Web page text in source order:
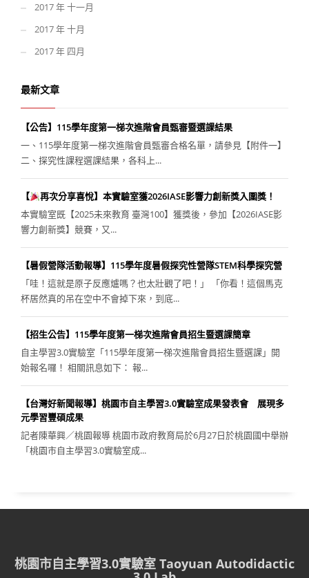
2017 年 十一月
2017 年 十月
2017 年 四月
最新文章
【公告】115學年度第一梯次進階會員甄審暨選課結果
一、115學年度第一梯次進階會員甄審合格名單，請參見【附件一】
二、探究性課程選課結果，各科上...
【
再次分享喜悅】本實驗室獲2026IASE影響力創新獎入圍獎！
本實驗室既【2025未來教育 臺灣100】獲獎後，參加【2026IASE影
響力創新獎】競賽，又...
【暑假營隊活動報導】115學年度暑假探究性營隊STEM科學探究營
「哇！這就是原子反應爐嗎？也太壯觀了吧！」 「你看！這個馬克
杯居然真的吊在空中不會掉下來，到底...
【招生公告】115學年度第一梯次進階會員招生暨選課簡章
自主學習3.0實驗室「115學年度第一梯次進階會員招生暨選課」開
始報名囉！ 相關訊息如下： 報...
【台灣好新聞報導】桃園市自主學習3.0實驗室成果發表會 展現多
元學習豐碩成果
記者陳華興／桃園報導 桃園市政府教育局於6月27日於桃園國中舉辦
「桃園市自主學習3.0實驗室成...
桃園市自主學習3.0實驗室 Taoyuan Autodidactic